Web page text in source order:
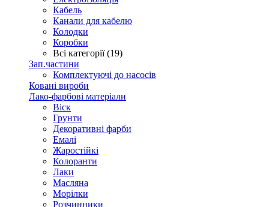
Кабель
Канали для кабелю
Колодки
Коробки
Всі категорії (19)
Зап.частини
Комплектуючі до насосів
Ковані вироби
Лако-фарбові матеріали
Віск
Грунти
Декоративні фарби
Емалі
Жаростійкі
Колоранти
Лаки
Масляна
Морілки
Розчинники